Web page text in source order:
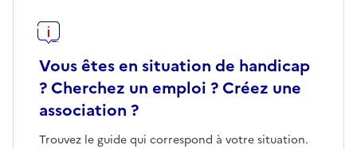
Vous êtes en situation de handicap
? Cherchez un emploi ? Créez une
association ?
Trouvez le guide qui correspond à votre situation.